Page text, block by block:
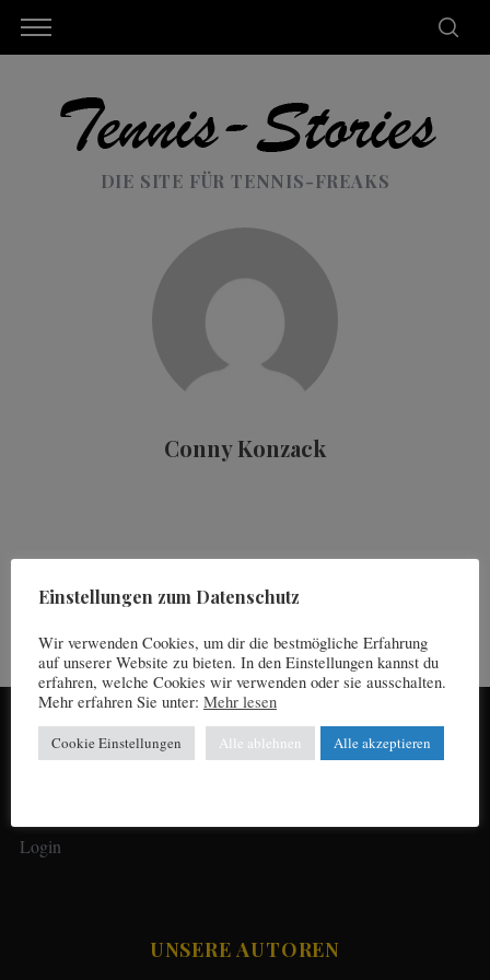
DIE SITE FÜR TENNIS-FREAKS
Conny Konzack
Dorado
Impressum
Login
UNSERE AUTOREN
S
a
r
c
f
Einstellungen zum Datenschutz
Wir verwenden Cookies, um dir die bestmögliche Erfahrung
auf unserer Website zu bieten. In den Einstellungen kannst du
erfahren, welche Cookies wir verwenden oder sie ausschalten.
Mehr erfahren Sie unter: Mehr lesen
Cookie Einstellungen Alle ablehnen Alle akzeptieren